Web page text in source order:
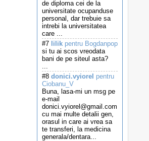
de diploma cei de la
universitate ocupanduse
personal, dar trebuie sa
intrebi la universitatea
care ...
#7 lilik pentru Bogdanpop
si tu ai scos vreodata
bani de pe siteul asta?
...
#8 donici.vyiorel pentru
Ciobanu_V
Buna, lasa-mi un msg pe
e-mail
donici.vyiorel@gmail.com
cu mai multe detalii gen,
orasul in care ai vrea sa
te transferi, la medicina
generala/dentara...